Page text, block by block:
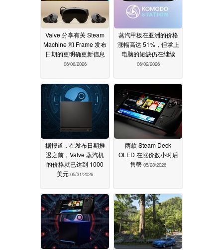
Valve 分享有关 Steam
Machine 和 Frame 发布
日期的更明确更新信息
06/06/2026
蒸汽甲板在亚洲的价格
涨幅高达 51%，但掌上
电脑的短缺仍在继续
06/02/2026
据报道，在发布日期推
迟之前，Valve 蒸汽机
的价格就已达到 1000
美元 05/31/2026
两款 Steam Deck
OLED 在涨价数小时后
售罄 05/28/2026